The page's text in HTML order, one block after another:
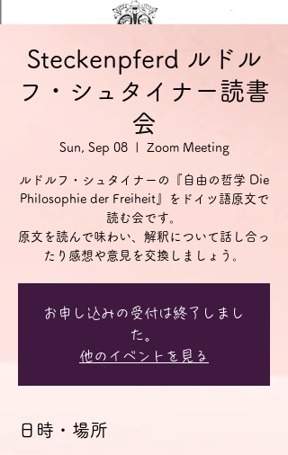
Steckenpferd ルドル
フ・シュタイナー読書
会
Sun, Sep 08
  |
Zoom Meeting
ルドルフ・シュタイナーの『自由の哲学 Die
Philosophie der Freiheit』をドイツ語原文で
読む会です。
原文を読んで味わい、解釈について話し合っ
お申し込みの受付は終了しまし
た。
他のイベントを見る
日時・場所